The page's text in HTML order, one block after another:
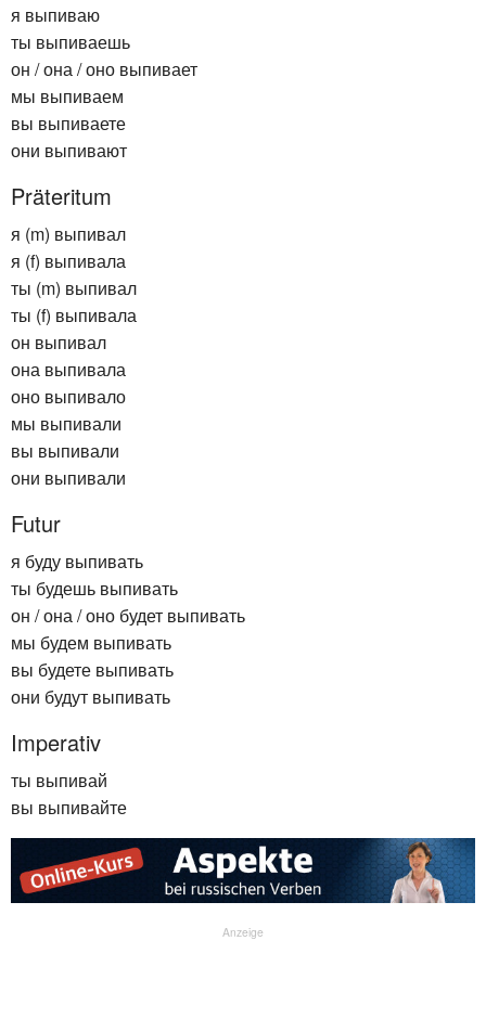
я выпиваю
ты выпиваешь
он / она / оно выпивает
мы выпиваем
вы выпиваете
они выпивают
Präteritum
я (m) выпивал
я (f) выпивала
ты (m) выпивал
ты (f) выпивала
он выпивал
она выпивала
оно выпивало
мы выпивали
вы выпивали
они выпивали
Futur
я буду выпивать
ты будешь выпивать
он / она / оно будет выпивать
мы будем выпивать
вы будете выпивать
они будут выпивать
Imperativ
ты выпивай
вы выпивайте
Anzeige